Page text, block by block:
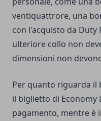
ventiquattrore, una
con l'acquisto da Duty
ulteriore collo non
dimensioni non
Per quanto riguarda il
il biglietto di
pagamento, mentre è